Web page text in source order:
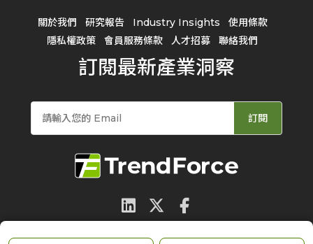
關於我們 研究報告 Industry Insights
使用條款
隱私權政策
會員服務條款 人才招募 聯絡我們
訂閱最新產業洞察
訂閱
© 2026 TrendForce Corp. All rights reserved